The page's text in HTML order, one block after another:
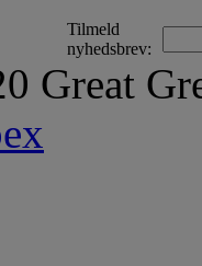
Tilmeld
nyhedsbrev:
Great